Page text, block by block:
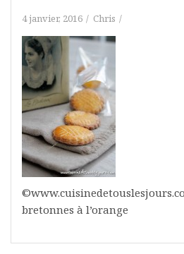
4 janvier, 2016 Chris
bretonnes à l’orange